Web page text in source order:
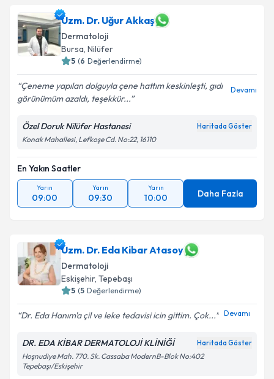
Uzm. Dr. Uğur Akkaş
Dermatoloji
Bursa, Nilüfer
5 (6 Değerlendirme)
Çeneme yapılan dolguyla çene hattım keskinleşti, gıdı
görünümüm azaldı, teşekkür...
Devamı
Özel Doruk Nilüfer Hastanesi Haritada Göster
Konak Mahallesi, Lefkoşe Cd. No:22, 16110
En Yakın Saatler
Yarın
09:00
Yarın
09:30
Yarın
10:00 Daha Fazla
Uzm. Dr. Eda Kibar Atasoy
Dermatoloji
Eskişehir, Tepebaşı
5 (5 Değerlendirme)
Dr. Eda Hanım'a çil ve leke tedavisi icin gittim. Çok... Devamı
DR. EDA KİBAR DERMATOLOJİ KLİNİĞİ Haritada Göster
Hoşnudiye Mah. 770. Sk. Cassaba ModernB-Blok No:402
Tepebaşı/Eskişehir